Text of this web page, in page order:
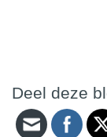
Deel deze